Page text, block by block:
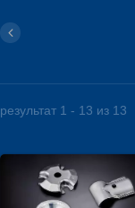
результат 1 - 13 из 13